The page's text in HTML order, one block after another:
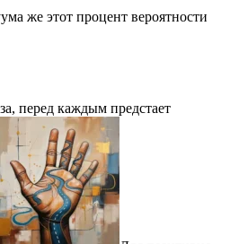
же этот процент вероятности
перед каждым предстает